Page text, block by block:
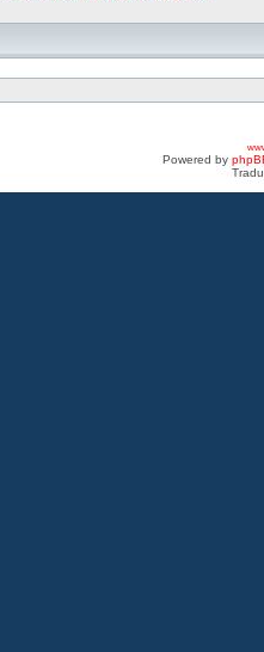
Powered by